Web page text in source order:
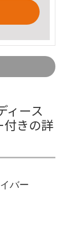
ィース
付きの詳
バー